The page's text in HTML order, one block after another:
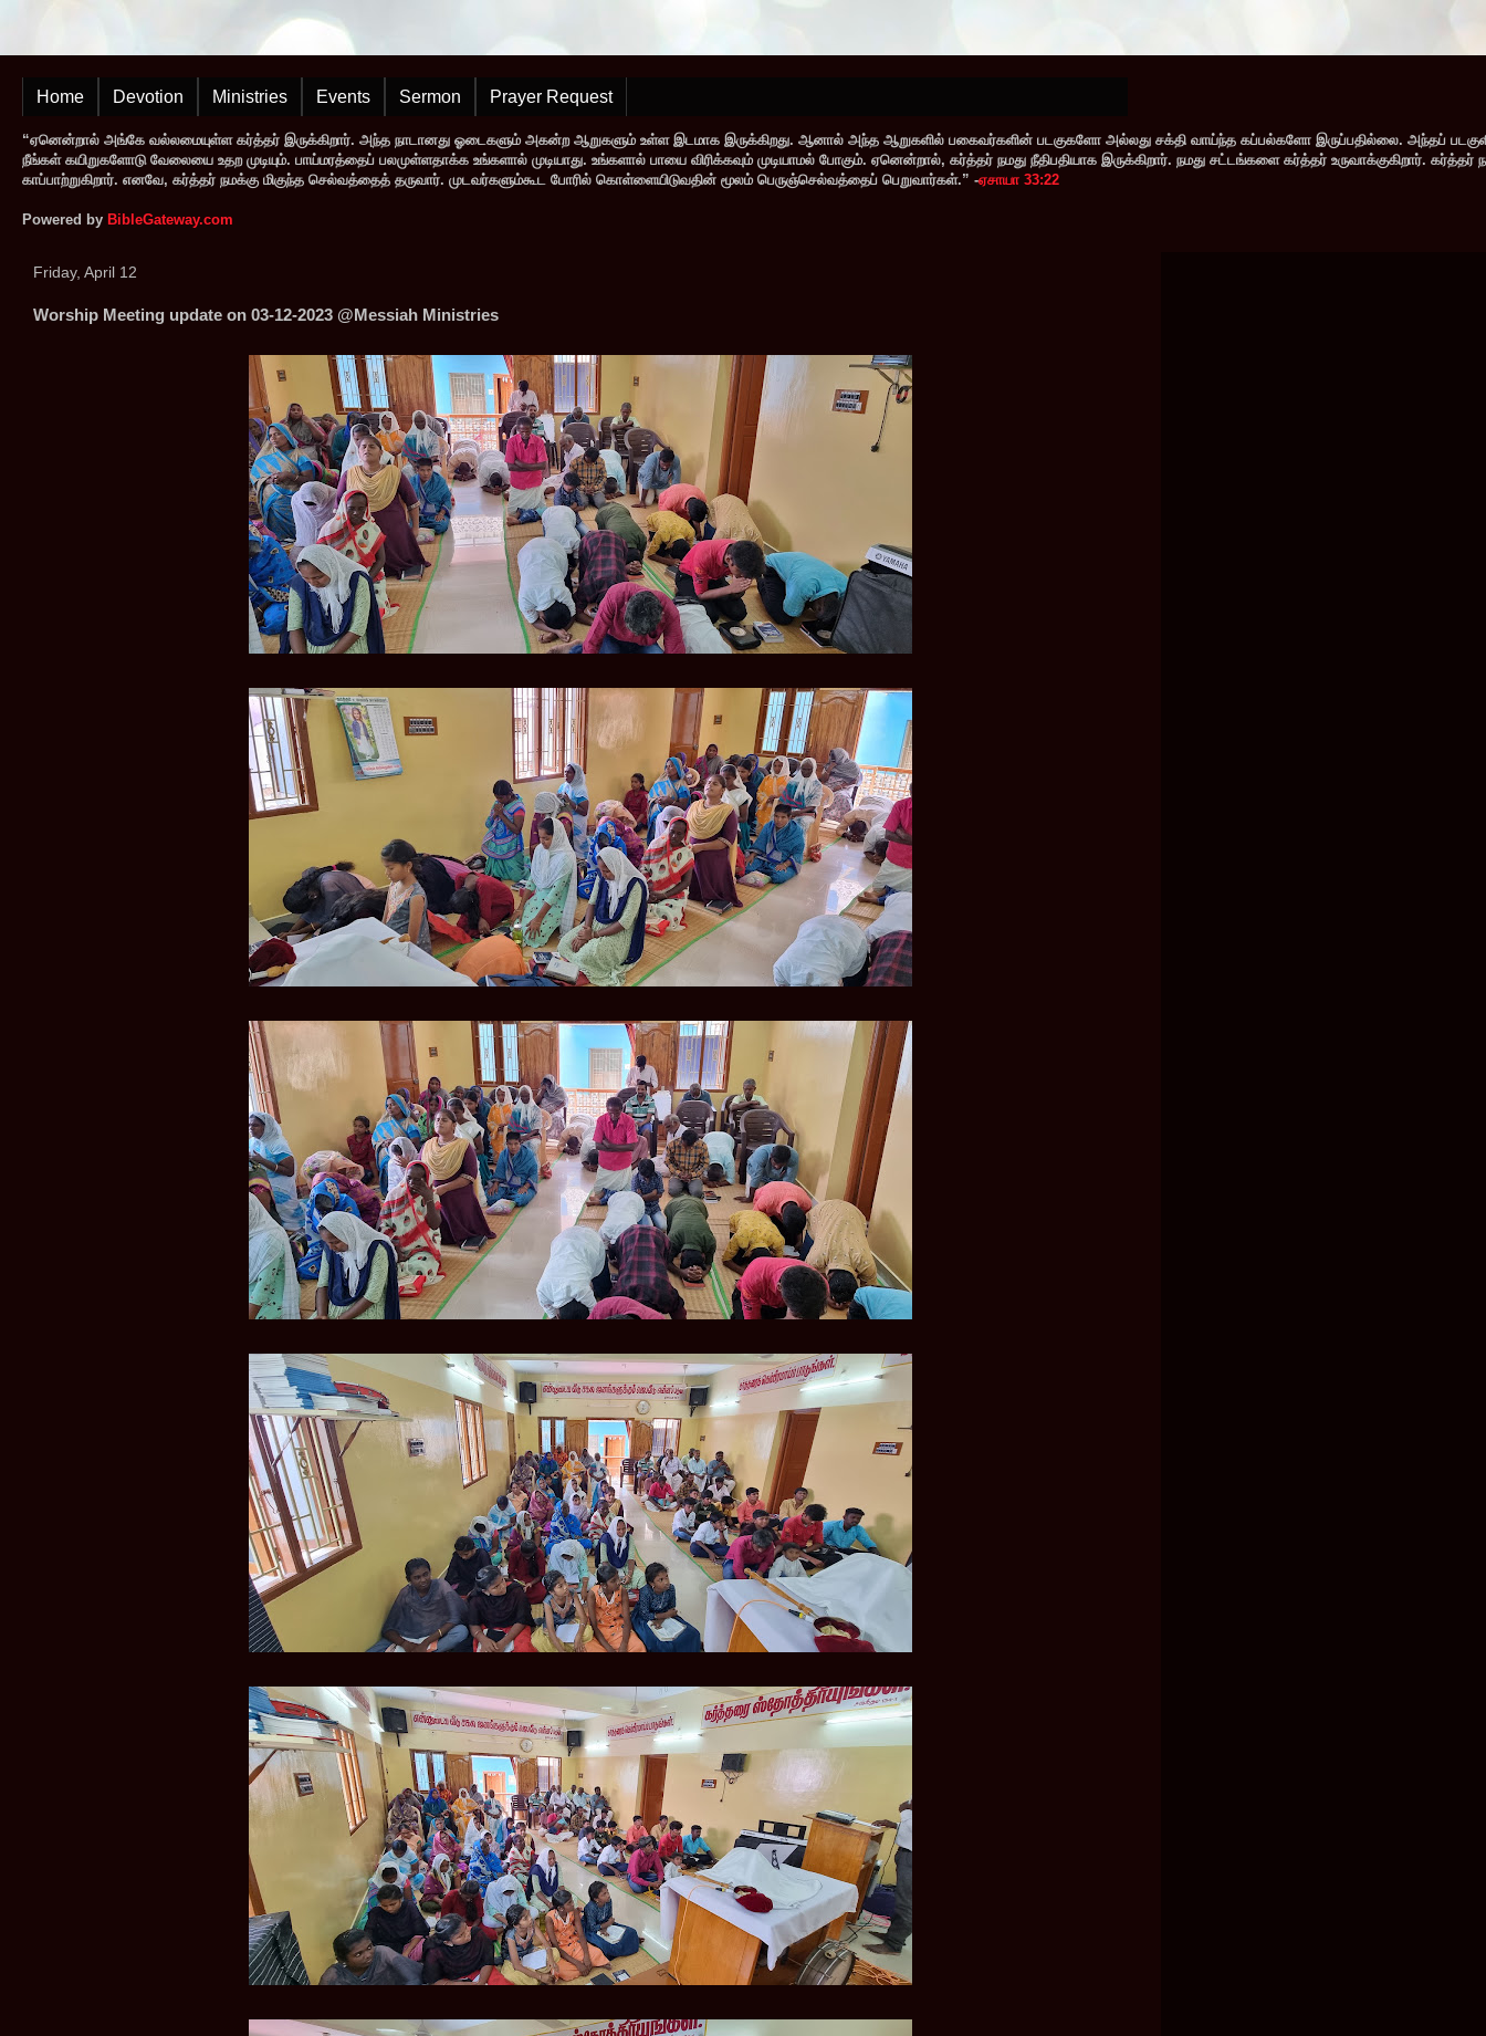
Home Devotion Ministries Events Sermon Prayer Request
“ஏனென்றால் அங்கே வல்லமையுள்ள கர்த்தர் இருக்கிறார். அந்த நாடானது ஓடைகளும் அகன்ற ஆறுகளும் உள்ள இடமாக இருக்கிறது. ஆனால் அந்த ஆறுகளில் பகைவர்களின் படகுகளோ அல்லது சக்தி வாய்ந்த கப்பல்களோ இருப்பதில்லை. அந்தப்
நீங்கள் கயிறுகளோடு வேலையை உதற முடியும். பாய்மரத்தைப் பலமுள்ளதாக்க உங்களால் முடியாது. உங்களால் பாயை விரிக்கவும் முடியாமல் போகும். ஏனென்றால், கர்த்தர் நமது நீதிபதியாக இருக்கிறார். நமது சட்டங்களை கர்த்தர் உருவாக்குகிறார்.
காப்பாற்றுகிறார். எனவே, கர்த்தர் நமக்கு மிகுந்த செல்வத்தைத் தருவார். முடவர்களும்கூட போரில் கொள்ளையிடுவதின் மூலம் பெருஞ்செல்வத்தைப் பெறுவார்கள்.” -ஏசாயா 33:22
Powered by BibleGateway.com
Friday, April 12
Worship Meeting update on 03-12-2023 @Messiah Ministries